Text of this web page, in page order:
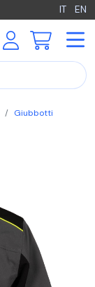
IT EN
Giubbotti